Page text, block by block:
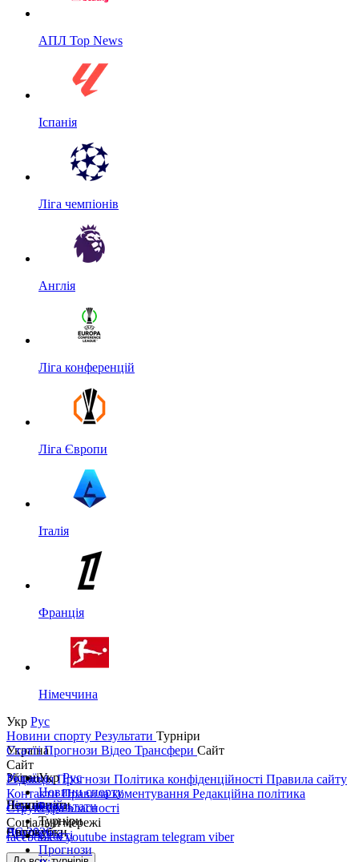
АПЛ Top News
Іспанія
Ліга чемпіонів
Англія
Ліга конференцій
Ліга Європи
Італія
Франція
Німеччина
Укр Рус
Новини спорту Результати Турніри
Україна
Україна
Перша ліга
Друга ліга
Кубок України
Збірні
Ліга націй
ЧС 2026
Чемпіонати
Англія
Іспанія
Єврокубки
Ліга чемпіонів
СтаттіПрогнози Відео Трансфери Сайт
Сайт
РедакціяПрогнози Політика конфіденційності Правила сайту
КонтактиПравила коментування Редакційна політика
Структура власності
Соціальні мережі
facebookxyoutube instagram telegram viber
УкрРус
Новини спорту
Результати
Турніри
Статті
Прогнози